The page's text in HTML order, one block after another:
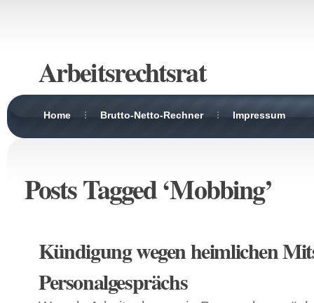
Arbeitsrechtsrat
Home Brutto-Netto-Rechner Impressum
Posts Tagged ‘Mobbing’
Kündigung wegen heimlichen
Personalgesprächs